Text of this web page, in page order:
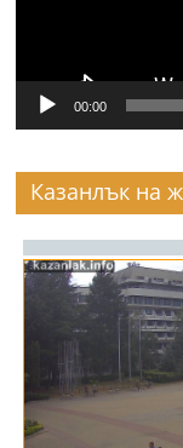
00:00
Казанлък на